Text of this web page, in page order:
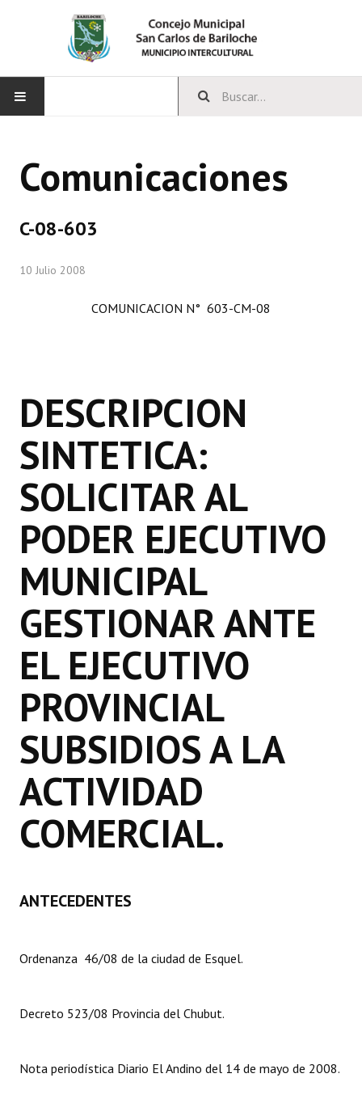
CONCEJO
Comisiones Especiales
LEGISLACIÓN
Constitución Nacional
Constitución Provincial
Reglamento Interno
Digesto
Organigrama
DOCUMENTOS
Informes de Gestión
Proyectos Presentados
Dictámenes Asesoría Letrada
Actas de Sesión
Informes de Unidad Coordinadora
Comunicaciones
Resoluciones de Presidencia
Comunicaciones
C-08-603
10 Julio 2008
COMUNICACION N° 603-CM-08
DESCRIPCION
SINTETICA:
SOLICITAR AL
PODER EJECUTIVO
MUNICIPAL
GESTIONAR ANTE
EL EJECUTIVO
PROVINCIAL
SUBSIDIOS A LA
ACTIVIDAD
COMERCIAL.
ANTECEDENTES
Ordenanza 46/08 de la ciudad de Esquel.
Decreto 523/08 Provincia del Chubut.
Nota periodística Diario El Andino del 14 de mayo de 2008.